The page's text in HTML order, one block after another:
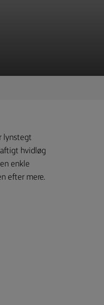
lynstegt
hvidløg
enkle
efter mere.